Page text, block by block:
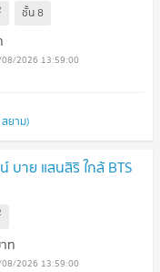
ชั้น8
2026 13:59:00
สยาม)
บาย แสนสิริ ใกล้ BTS
ท
2026 13:59:00